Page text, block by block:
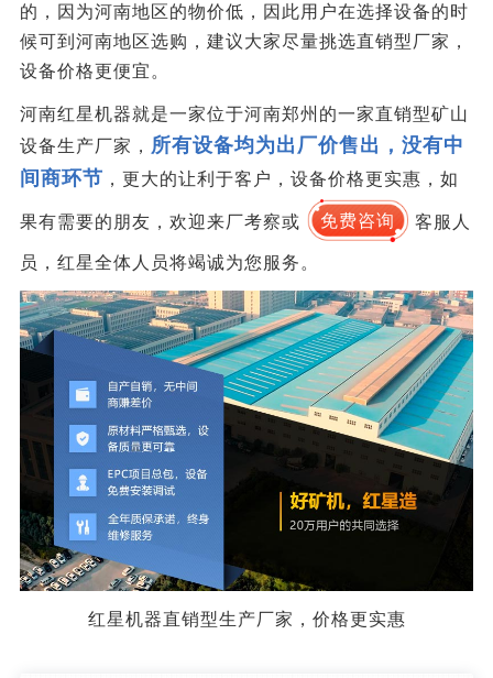
的，因为河南地区的物价低，因此用户在选择设备的时
候可到河南地区选购，建议大家尽量挑选直销型厂家，
设备价格更便宜。
河南红星机器就是一家位于河南郑州的一家直销型矿山
设备生产厂家， 所有设备均为出厂价售出，没有中
间商环节 ，更大的让利于客户，设备价格更实惠，如
果有需要的朋友，欢迎来厂考察或 免费咨询 客服人
员，红星全体人员将竭诚为您服务。
红星机器直销型生产厂家，价格更实惠